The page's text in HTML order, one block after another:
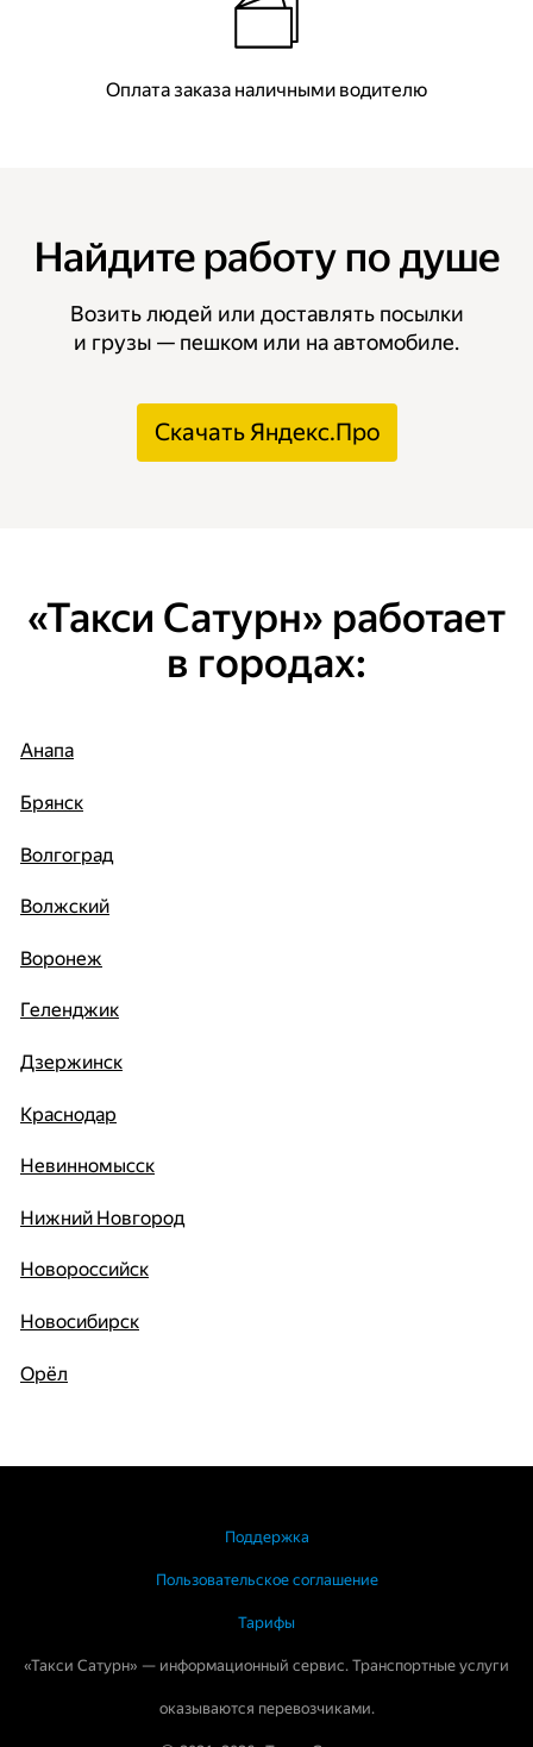
Оплата заказа наличными водителю
Найдите работу по душе
Возить людей или доставлять посылки
и грузы — пешком или на автомобиле.
Скачать Яндекс.Про
«Такси Сатурн» работает
в городах:
Анапа
Брянск
Волгоград
Волжский
Воронеж
Геленджик
Дзержинск
Краснодар
Невинномысск
Нижний Новгород
Новороссийск
Новосибирск
Орёл
Поддержка
Пользовательское соглашение
Тарифы
«Такси Сатурн» — информационный сервис. Транспортные услуги
оказываются перевозчиками.